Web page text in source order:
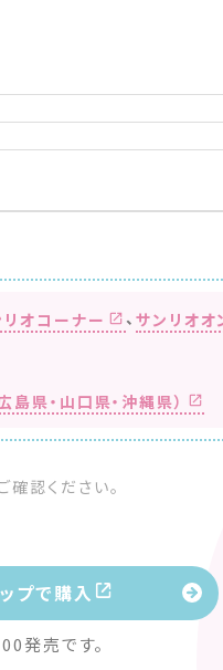
オコーナー 、サンリオオ
島県・山口県・沖縄県）
確認ください。
プで購入
発売です。